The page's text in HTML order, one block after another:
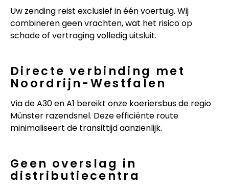
Uw zending reist exclusief in één voertuig. Wij
combineren geen vrachten, wat het risico op
schade of vertraging volledig uitsluit.
Directe verbinding met
Noordrijn-Westfalen
Via de A30 en A1 bereikt onze koeriersbus de regio
Münster razendsnel. Deze efficiënte route
minimaliseert de transittijd aanzienlijk.
Geen overslag in
distributiecentra